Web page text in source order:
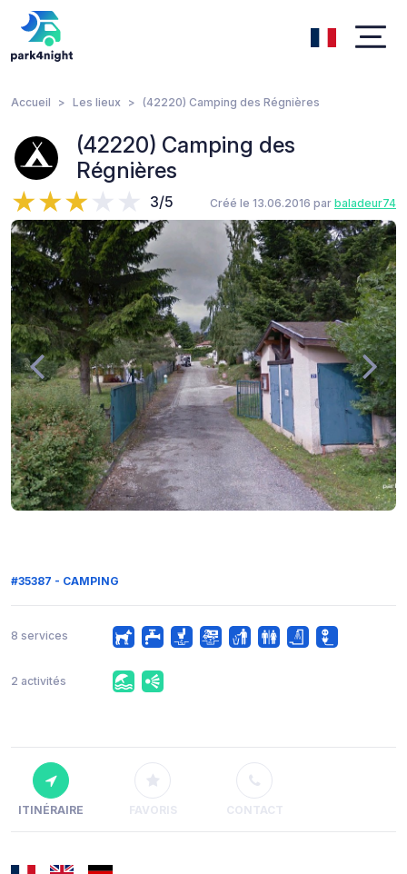
Accueil Les lieux (42220) Camping des Régnières
(42220) Camping des
Régnières
3/5 Créé le 13.06.2016 par baladeur74
#35387 - CAMPING
8 services
2 activités
ITINÉRAIRE FAVORIS CONTACT